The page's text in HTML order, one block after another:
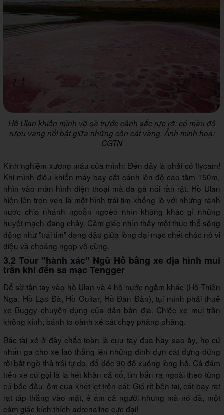
Hồ Ulan khiến mình vỡ oà trước cảnh sắc rực rỡ: có màu đỏ
rượu vang nổi bật giữa những cồn cát vàng. Ảnh minh hoạ:
CGTN
Kinh nghiệm xương máu của mình: Đến đây là phải có flycam!
Khi mình điều khiển máy bay cất cánh lên độ cao tầm 150m,
nhìn vào màn hình điện thoại mà da gà nổi rần rật. Hồ Ulan
hiện lên trọn vẹn là một hình trái tim khổng lồ với những rãnh
nước chia nhánh ngoằn ngoèo nhìn không khác gì những
huyết mạch đang chảy. Cảm giác nhìn thấy một thực thể sống
động như "trái tim" đang đập giữa lòng đại mạc chết chóc nó vi
diệu và choáng ngợp vô cùng.
3.2 Tour "hành xác" Ngũ Hồ bằng xe địa hình mui
trần khi đến sa mạc Tengger
Để sờ tận tay vào hồ Ulan và 4 hồ nước ngầm khác (Hồ Thiên
Nga, Hồ Lạc Đà, Hồ Guitar, Hồ Đàn Đàn), tụi mình phải thuê
xe Buggy chuyên dụng của dân bản địa. Chiếc xe mui trần
không kính, bánh to oành xé cát chạy phăng phăng.
Bác tài xế ở đây chắc toàn là cựu tay đua hay sao ấy, họ cứ
nhấn ga cho xe lao thẳng lên những đỉnh đụn cát dựng đứng
rồi bất ngờ thả trôi tự do, đổ dốc 90 độ xuống lòng hồ. Cả đám
trên xe cứ gọi là la hét khản cả cổ, tim bắn ra ngoài theo từng
cú bốc đầu, ôm cua khét lẹt trên cát. Gió rít bên tai, cát bay rạt
rạt táp thẳng vào mặt, ê ẩm cả người nhưng mà nó đã, một
cảm giác kích thích adrenaline cực đại!